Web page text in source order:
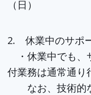
（日）
2. 休業中のサポ
・休業中でも、
付業務は通常通り
なお、技術的